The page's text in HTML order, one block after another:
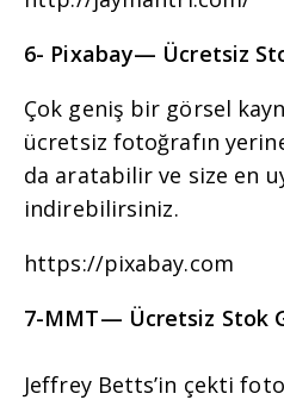
6- Pixabay— Ücretsiz
Çok geniş bir görsel
ücretsiz fotoğrafın
da aratabilir ve size en
indirebilirsiniz.
https://pixabay.com
7-MMT— Ücretsiz Stok
Jeffrey Betts’in çekti